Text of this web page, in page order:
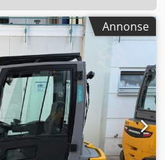
Annonse